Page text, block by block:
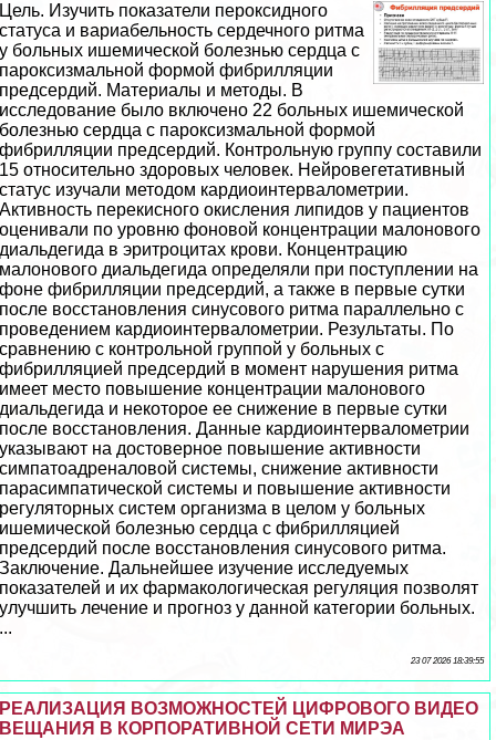
Цель. Изучить показатели пероксидного
статуса и вариабельность сердечного ритма
у больных ишемической болезнью сердца с
пароксизмальной формой фибрилляции
предсердий. Материалы и методы. В
исследование было включено 22 больных ишемической
болезнью сердца с пароксизмальной формой
фибрилляции предсердий. Контрольную группу составили
15 относительно здоровых человек. Нейровегетативный
статус изучали методом кардиоинтервалометрии.
Активность перекисного окисления липидов у пациентов
оценивали по уровню фоновой концентрации малонового
диальдегида в эритроцитах крови. Концентрацию
малонового диальдегида определяли при поступлении на
фоне фибрилляции предсердий, а также в первые сутки
после восстановления синусового ритма параллельно с
проведением кардиоинтервалометрии. Результаты. По
сравнению с контрольной группой у больных с
фибрилляцией предсердий в момент нарушения ритма
имеет место повышение концентрации малонового
диальдегида и некоторое ее снижение в первые сутки
после восстановления. Данные кардиоинтервалометрии
указывают на достоверное повышение активности
симпатоадреналовой системы, снижение активности
парасимпатической системы и повышение активности
регуляторных систем организма в целом у больных
ишемической болезнью сердца с фибрилляцией
предсердий после восстановления синусового ритма.
Заключение. Дальнейшее изучение исследуемых
показателей и их фармакологическая регуляция позволят
улучшить лечение и прогноз у данной категории больных.
...
23 07 2026 18:39:55
РЕАЛИЗАЦИЯ ВОЗМОЖНОСТЕЙ ЦИФРОВОГО ВИДЕО
ВЕЩАНИЯ В КОРПОРАТИВНОЙ СЕТИ МИРЭА